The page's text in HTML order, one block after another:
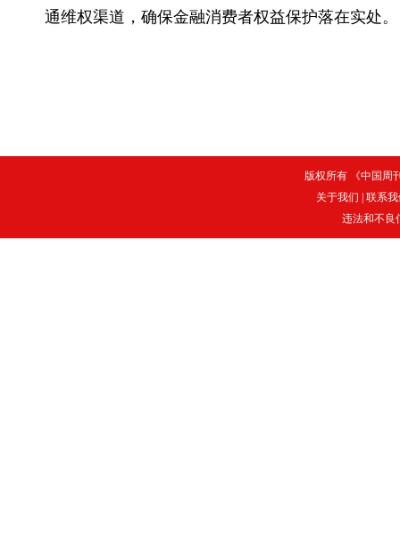
通维权渠道，确保金融消费者权益保护落在实处。
版权所有 《中国周
关于我们
联系
违法和不良